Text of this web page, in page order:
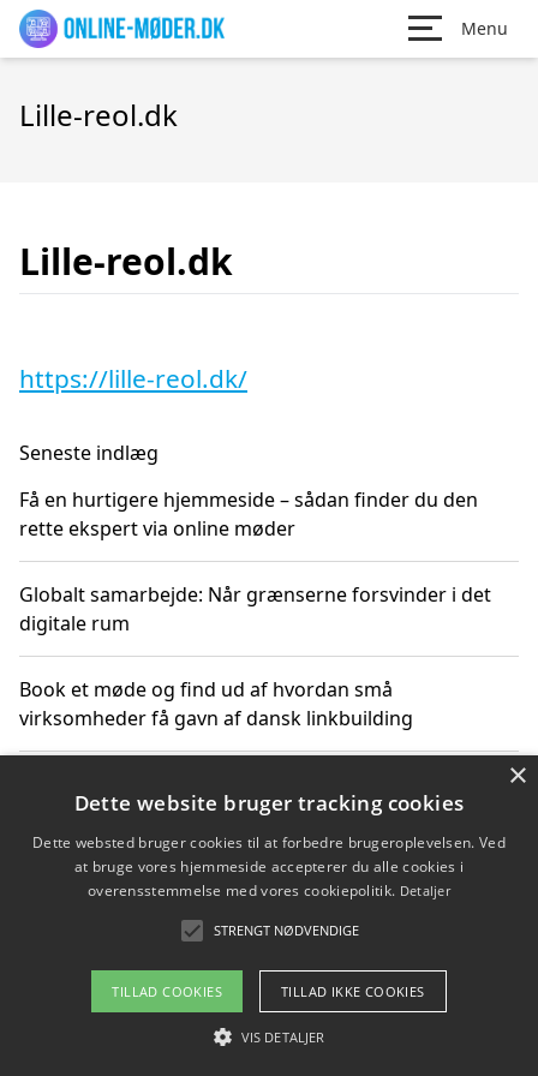
Menu
Lille-reol.dk
Lille-reol.dk
https://lille-reol.dk/
Seneste indlæg
Få en hurtigere hjemmeside – sådan finder du den
rette ekspert via online møder
Globalt samarbejde: Når grænserne forsvinder i det
digitale rum
Book et møde og find ud af hvordan små
virksomheder få gavn af dansk linkbuilding
får du indgår et samarbejde
Hold et møde med en WordPress ekspert og vælg den
mest professionelle til at vedligeholde din løsning
Copyright 2026 - Pilanto Aps
Om / kontakt
×
Dette website bruger tracking cookies
Dette websted bruger cookies til at forbedre brugeroplevelsen. Ved
at bruge vores hjemmeside accepterer du alle cookies i
overensstemmelse med vores cookiepolitik. Detaljer
STRENGT NØDVENDIGE
TILLAD COOKIES TILLAD IKKE COOKIES
VIS DETALJER